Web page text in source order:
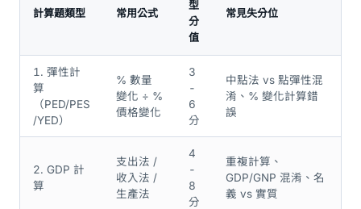
計算題類型 常用公式
型
分
值
常見失分位
1. 彈性計
算
（PED/PES
/YED）
% 數量
變化 ÷ %
價格變化
3
-
6
分
中點法 vs 點彈性混
淆、% 變化計算錯
誤
2. GDP 計
算
支出法 /
收入法 /
生產法
4
-
8
分
重複計算、
GDP/GNP 混淆、名
義 vs 實質